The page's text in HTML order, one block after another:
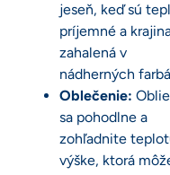
jeseň, keď sú
príjemné a
zahalená v
nádherných
Oblečenie:
sa pohodlne a
zohľadnite
výške, ktorá